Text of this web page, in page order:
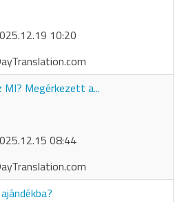
10:20
MI? Megérkezett a...
08:44